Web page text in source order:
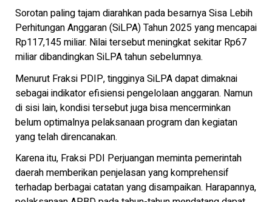
Sorotan paling tajam diarahkan pada besarnya Sisa Lebih
Perhitungan Anggaran (SiLPA) Tahun 2025 yang mencapai
Rp117,145 miliar. Nilai tersebut meningkat sekitar Rp67
miliar dibandingkan SiLPA tahun sebelumnya.
Menurut Fraksi PDIP, tingginya SiLPA dapat dimaknai
sebagai indikator efisiensi pengelolaan anggaran. Namun
di sisi lain, kondisi tersebut juga bisa mencerminkan
belum optimalnya pelaksanaan program dan kegiatan
yang telah direncanakan.
Karena itu, Fraksi PDI Perjuangan meminta pemerintah
daerah memberikan penjelasan yang komprehensif
terhadap berbagai catatan yang disampaikan. Harapannya,